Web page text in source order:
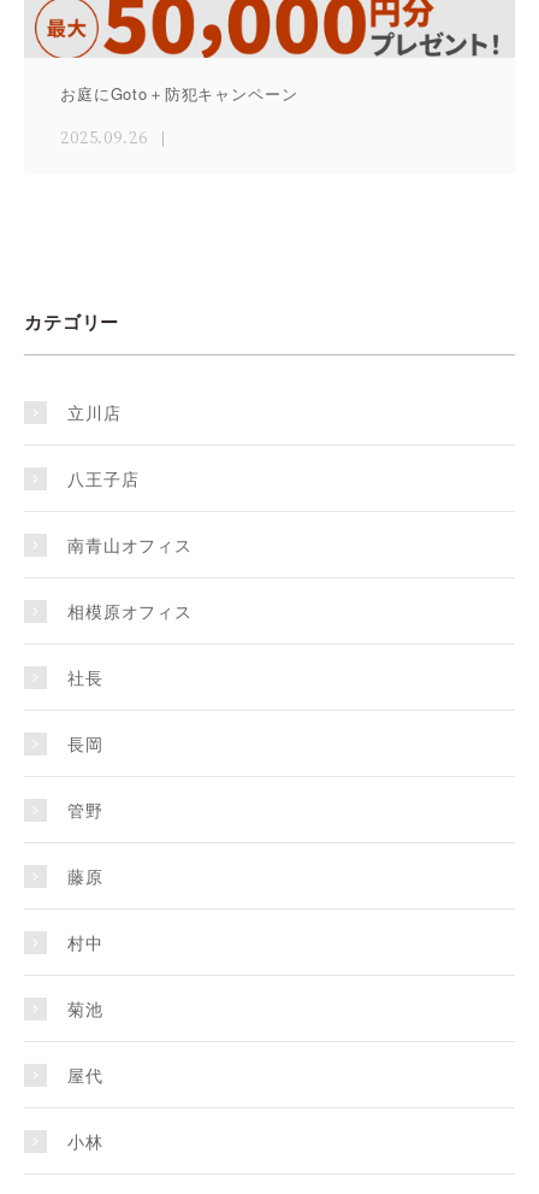
お庭にGoto＋防犯キャンペーン
2025.09.26
カテゴリー
立川店
八王子店
南青山オフィス
相模原オフィス
社長
長岡
管野
藤原
村中
菊池
屋代
小林